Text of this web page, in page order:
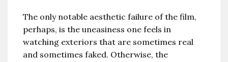
The only notable aesthetic failure of the film,
perhaps, is the uneasiness one feels in
watching exteriors that are sometimes real
and sometimes faked. Otherwise, the